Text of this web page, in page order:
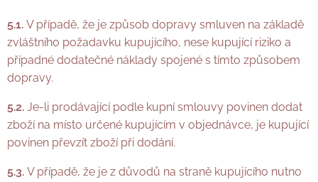
5.1. V případě, že je způsob dopravy smluven na základě
zvláštního požadavku kupujícího, nese kupující riziko a
případné dodatečné náklady spojené s tímto způsobem
dopravy.
5.2. Je-li prodávající podle kupní smlouvy povinen dodat
zboží na místo určené kupujícím v objednávce, je kupující
povinen převzít zboží při dodání.
5.3. V případě, že je z důvodů na straně kupujícího nutno